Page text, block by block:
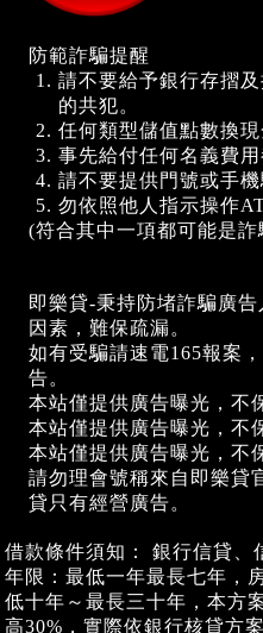
防範詐騙提醒
請不要給予銀行存摺
的共犯。
任何類型儲值點數換現
事先給付任何名義費用
請不要提供門號或手機
勿依照他人指示操作
(符合其中一項都可能是詐
即樂貸-秉持防堵詐騙廣
因素，難保疏漏。
如有受騙請速電165報案
告。
本站僅提供廣告曝光，不
本站僅提供廣告曝光，不
本站僅提供廣告曝光，不
請勿理會號稱來自即樂貸
貸只有經營廣告。
借款條件須知： 銀行信貸、
年限：最低一年最長七年，
低十年～最長三十年，本方
高30%，實際依銀行核貸方